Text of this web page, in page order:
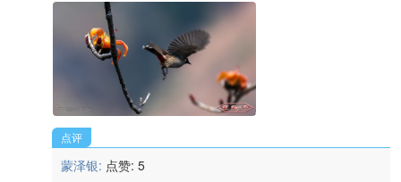
点评
蒙泽银: 点赞: 5